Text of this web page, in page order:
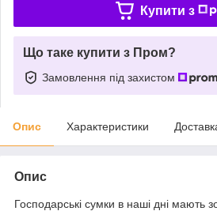
Купити з
Що таке купити з Пром?
Замовлення під захистом
Опис Характеристики
Опис
Господарські сумки в наші дні мають